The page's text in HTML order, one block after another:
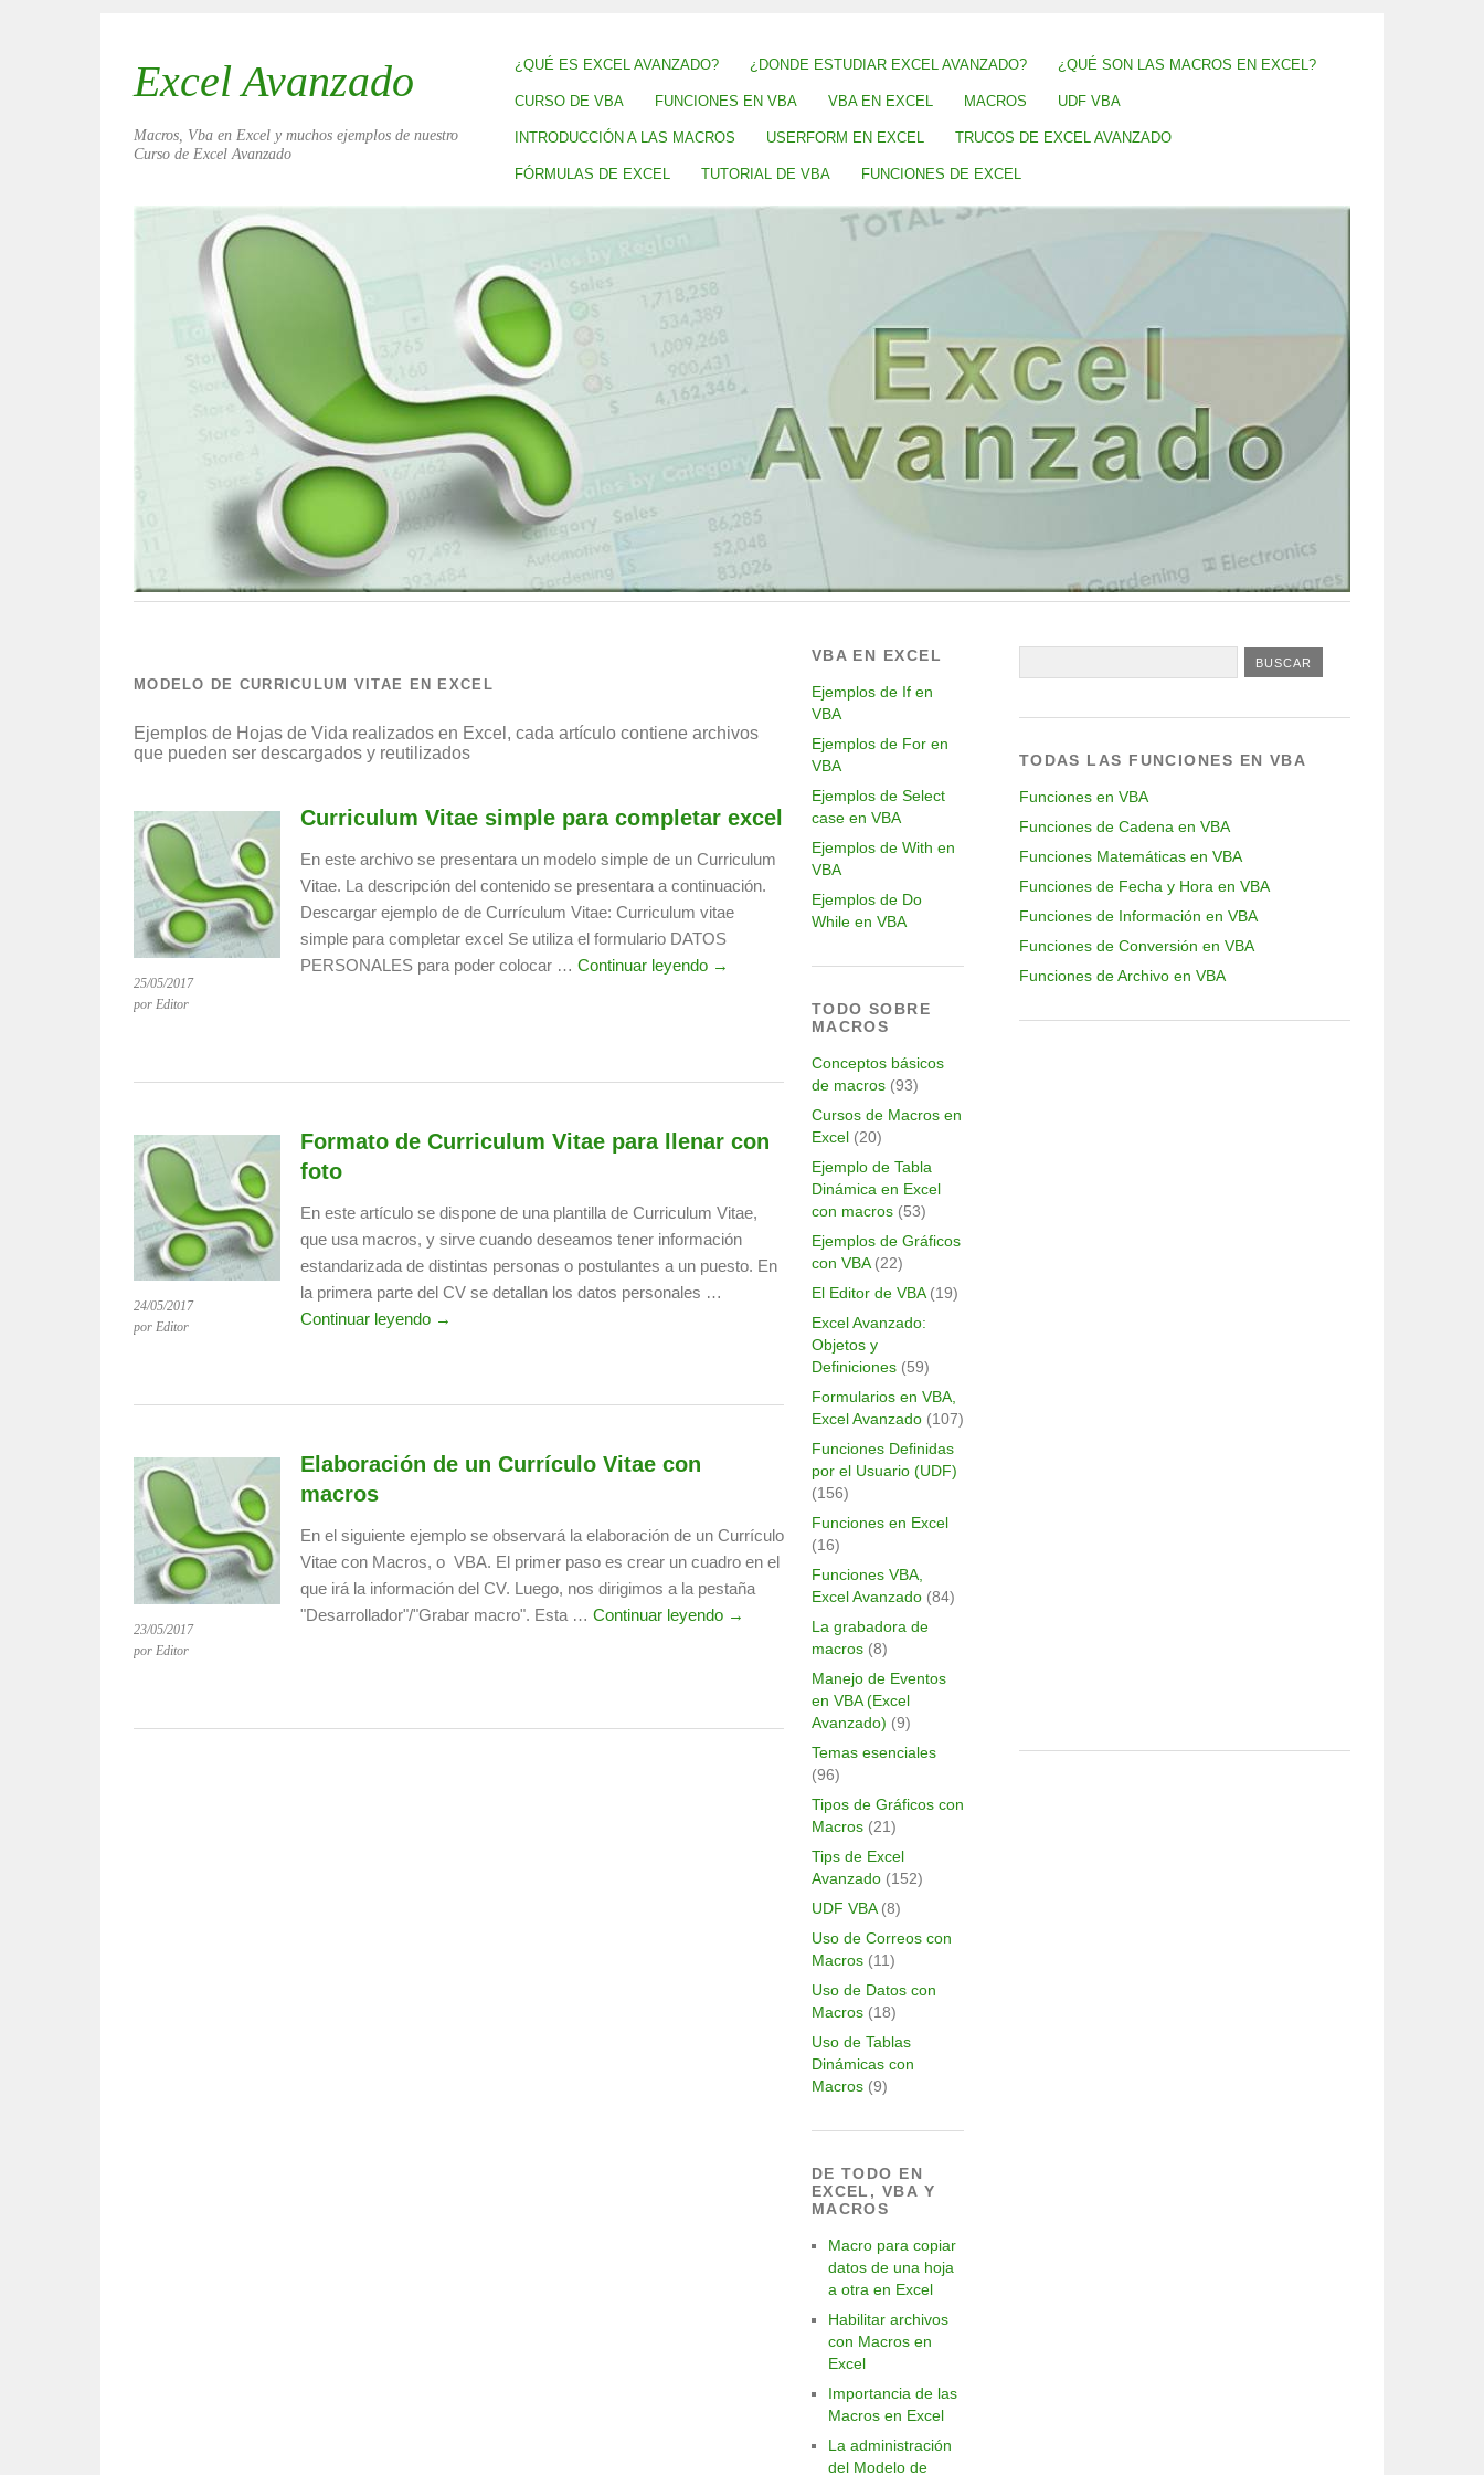
¿QUÉ ES EXCEL AVANZADO? ¿DONDE ESTUDIAR EXCEL AVANZADO? ¿QUÉ SON LAS MACROS EN EXCEL?
CURSO DE VBA FUNCIONES EN VBA VBA EN EXCEL MACROS UDF VBA
INTRODUCCIÓN A LAS MACROS USERFORM EN EXCEL TRUCOS DE EXCEL AVANZADO
FÓRMULAS DE EXCEL TUTORIAL DE VBA FUNCIONES DE EXCEL
Excel Avanzado
Macros, Vba en Excel y muchos ejemplos de nuestro
Curso de Excel Avanzado
MODELO DE CURRICULUM VITAE EN EXCEL
Ejemplos de Hojas de Vida realizados en Excel, cada artículo contiene archivos
que pueden ser descargados y reutilizados
25/05/2017
por Editor
Curriculum Vitae simple para completar excel
En este archivo se presentara un modelo simple de un Curriculum
Vitae. La descripción del contenido se presentara a continuación.
Descargar ejemplo de de Currículum Vitae: Curriculum vitae
simple para completar excel Se utiliza el formulario DATOS
PERSONALES para poder colocar … Continuar leyendo →
24/05/2017
por Editor
Formato de Curriculum Vitae para llenar con
foto
En este artículo se dispone de una plantilla de Curriculum Vitae,
que usa macros, y sirve cuando deseamos tener información
estandarizada de distintas personas o postulantes a un puesto. En
la primera parte del CV se detallan los datos personales …
Continuar leyendo →
23/05/2017
por Editor
Elaboración de un Currículo Vitae con
macros
En el siguiente ejemplo se observará la elaboración de un Currículo
Vitae con Macros, o VBA. El primer paso es crear un cuadro en el
que irá la información del CV. Luego, nos dirigimos a la pestaña
"Desarrollador"/"Grabar macro". Esta … Continuar leyendo →
VBA EN EXCEL
Ejemplos de If en
VBA
Ejemplos de For en
VBA
Ejemplos de Select
case en VBA
Ejemplos de With en
VBA
Ejemplos de Do
While en VBA
TODO SOBRE
MACROS
Conceptos básicos
de macros(93)
Cursos de Macros en
Excel(20)
Ejemplo de Tabla
Dinámica en Excel
con macros(53)
Ejemplos de Gráficos
con VBA(22)
El Editor de VBA(19)
Excel Avanzado:
Objetos y
Definiciones(59)
Formularios en VBA,
Excel Avanzado(107)
Funciones Definidas
por el Usuario (UDF)
(156)
Funciones en Excel
(16)
Funciones VBA,
Excel Avanzado(84)
La grabadora de
macros(8)
Manejo de Eventos
en VBA (Excel
Avanzado) (9)
Temas esenciales
(96)
Tipos de Gráficos con
Macros(21)
Tips de Excel
Avanzado(152)
UDF VBA(8)
Uso de Correos con
Macros(11)
Uso de Datos con
Macros(18)
Uso de Tablas
Dinámicas con
Macros(9)
DE TODO EN
EXCEL, VBA Y
MACROS
Macro para copiar
datos de una hoja
a otra en Excel
Habilitar archivos
con Macros en
Excel
Importancia de las
Macros en Excel
La administración
del Modelo de
TODAS LAS FUNCIONES EN VBA
Funciones en VBA
Funciones de Cadena en VBA
Funciones Matemáticas en VBA
Funciones de Fecha y Hora en VBA
Funciones de Información en VBA
Funciones de Conversión en VBA
Funciones de Archivo en VBA